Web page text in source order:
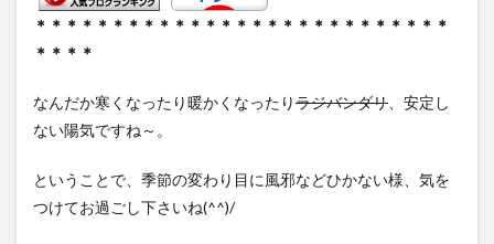
＊＊＊＊＊＊＊＊＊＊＊＊＊＊＊＊＊＊＊＊＊＊＊＊＊＊＊
＊＊＊＊
なんだか寒くなったり暖かくなったりラジバンダリ 、安定し
ない陽気ですね～。
ということで、季節の変わり目に風邪などひかない様、気を
つけてお過ごし下さいね(^^)/